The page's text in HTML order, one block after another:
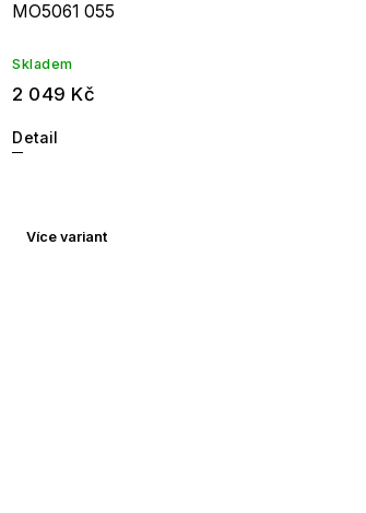
MO5061 055
Skladem
2 049 Kč
Detail
Více variant